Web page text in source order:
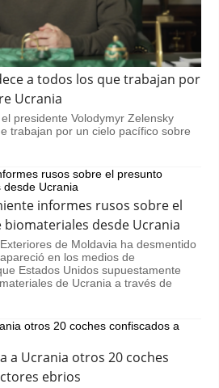
a todos los que trabajan por
Ucrania
presidente Volodymyr Zelensky
trabajan por un cielo pacífico sobre
informes rusos sobre el
desde Ucrania
de Moldavia ha desmentido
en los medios de
Estados Unidos supuestamente
de Ucrania a través de
a Ucrania otros 20 coches
ebrios